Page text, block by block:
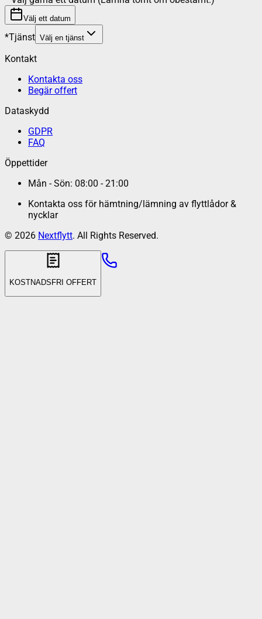
Välj ett datum
*Tjänst Välj en tjänst
Kontakt
Kontakta oss
Begär offert
Dataskydd
GDPR
FAQ
Öppettider
Mån - Sön: 08:00 - 21:00
Kontakta oss för hämtning/lämning av flyttlådor &
nycklar
© 2026 Nextflytt. All Rights Reserved.
KOSTNADSFRI OFFERT